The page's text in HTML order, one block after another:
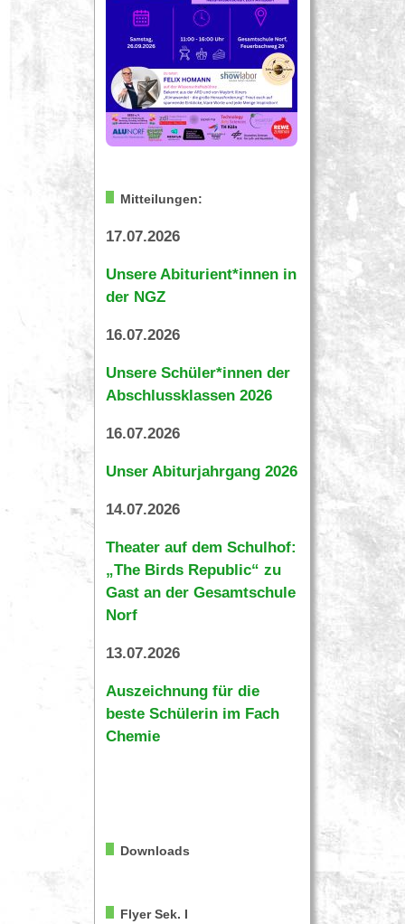
Mitteilungen:
17.07.2026
Unsere Abiturient*innen in
der NGZ
16.07.2026
Unsere Schüler*innen der
Abschlussklassen 2026
16.07.2026
Unser Abiturjahrgang 2026
14.07.2026
Theater auf dem Schulhof:
„The Birds Republic“ zu
Gast an der Gesamtschule
Norf
13.07.2026
Auszeichnung für die
beste Schülerin im Fach
Chemie
Downloads
Flyer Sek. I